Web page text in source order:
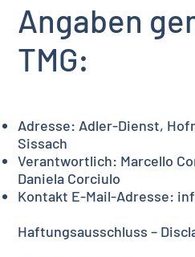
Angaben
TMG:
Adresse: Adler-Dienst,
Sissach
Verantwortlich: Marcello
Daniela Corciulo
Kontakt E-Mail-Adresse:
Haftungsausschluss –